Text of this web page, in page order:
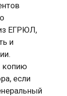
ЕГРЮЛ,
и
копию
если